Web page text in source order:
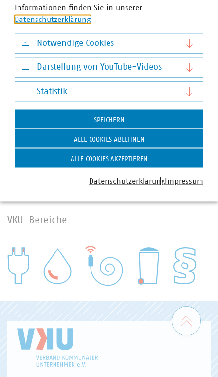
Kassing zusammen, dass die Frage der Ausgestaltung
beim Thema Elektromobilität von großer Bedeutung ist:
angebotenen Produkte erfolgreich sein!“ Er fügte hinzu,
dass die Elektromobilität einen idealen Ansatzpunkt
bietet, die beiden aktuell zentralen Themen kommunaler
Unternehmen, Digitalisierung und Kooperationen, zu
vereinen.
VKU-Bereiche
WASSER/ABWASSER
Zum
Informationen finden Sie in unserer
Datenschutzerklärung
Notwendige Cookies
Notwendige Cookies
Darstellung von YouTube-Videos
Darstellung von YouTube-Videos
Statistik
Statistik
SPEICHERN
ALLE COOKIES ABLEHNEN
ALLE COOKIES AKZEPTIEREN
DatenschutzerklärungImpressum